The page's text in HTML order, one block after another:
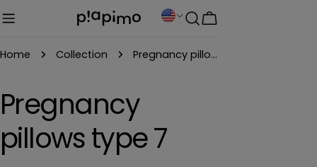
to
C
u
r
Cart
Home Collection Pregnancy pillows type 7
C
o
Pregnancy
pillows type 7